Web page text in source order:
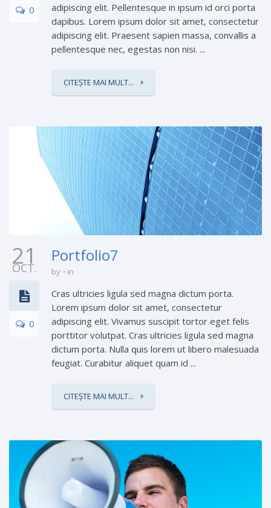
0
adipiscing elit. Pellentesque in ipsum id orci porta
dapibus. Lorem ipsum dolor sit amet, consectetur
adipiscing elit. Praesent sapien massa, convallis a
pellentesque nec, egestas non nisi. ...
CITEȘTE MAI MULT...
21
OCT.
0
Portfolio7
by in
Cras ultricies ligula sed magna dictum porta.
Lorem ipsum dolor sit amet, consectetur
adipiscing elit. Vivamus suscipit tortor eget felis
porttitor volutpat. Cras ultricies ligula sed magna
dictum porta. Nulla quis lorem ut libero malesuada
feugiat. Curabitur aliquet quam id ...
CITEȘTE MAI MULT...